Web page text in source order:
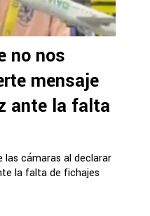
no nos
mensaje
ante la falta
las cámaras al declarar
la falta de fichajes